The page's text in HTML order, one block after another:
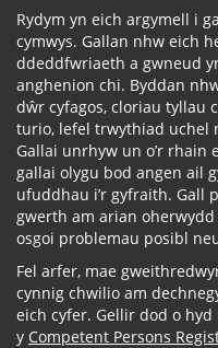
Rydym yn eich argymell i
cymwys. Gallan nhw eich
ddeddfwriaeth a gwneud
anghenion chi. Byddan
dŵr cyfagos, cloriau tyllau
turio, lefel trwythiad uchel
Gallai unrhyw un o’r rhain
gallai olygu bod angen ail
ufuddhau i’r gyfraith. Gall
gwerth am arian
osgoi problemau posibl
Fel arfer, mae
cynnig chwilio am
eich cyfer. Gellir dod o
y Competent Persons